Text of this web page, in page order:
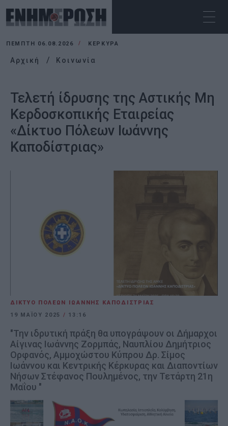
ΠΈΜΠΤΗ 06.08.2026 ΚΕΡΚΥΡΑ
Αρχική Κοινωνία
Τελετή ίδρυσης της Αστικής Μη
Κερδοσκοπικής Εταιρείας
«Δίκτυο Πόλεων Ιωάννης
Καποδίστριας»
ΔΙΚΤΥΟ ΠΟΛΕΩΝ ΙΩΑΝΝΗΣ ΚΑΠΟΔΙΣΤΡΙΑΣ
19 ΜΑΪ́ΟΥ 2025 / 13:16
"Την ιδρυτική πράξη θα υπογράψουν οι Δήμαρχοι
Αίγινας Ιωάννης Ζορμπάς, Ναυπλίου Δημήτριος
Ορφανός, Αμμοχώστου Κύπρου Δρ. Σίμος
Ιωάννου και Κεντρικής Κέρκυρας και Διαποντίων
Νήσων Στέφανος Πουλημένος, την Τετάρτη 21η
Μαΐου "